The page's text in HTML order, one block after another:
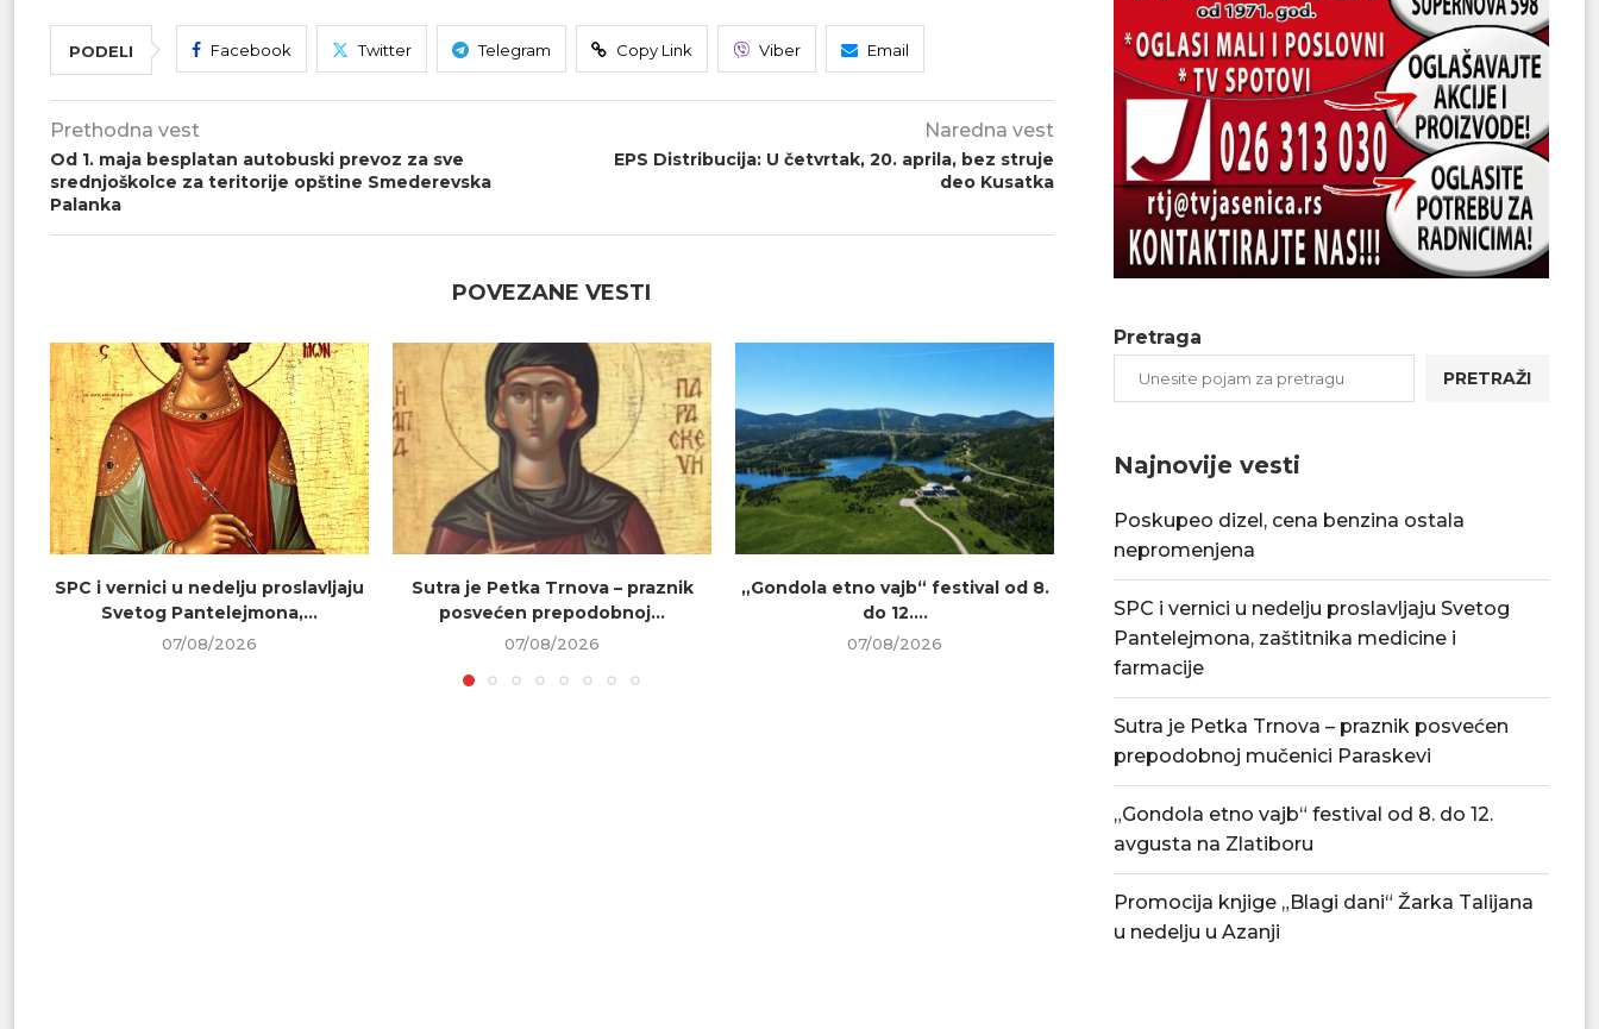
PODELI Facebook Twitter Telegram Copy Link Viber Email
Prethodna vest
Od 1. maja besplatan autobuski prevoz za sve
srednjoškolce za teritorije opštine Smederevska
Palanka
Naredna vest
EPS Distribucija: U četvrtak, 20. aprila, bez struje
deo Kusatka
POVEZANE VESTI
SPC i vernici u nedelju proslavljaju
Svetog Pantelejmona,...
07/08/2026
Sutra je Petka Trnova – praznik
posvećen prepodobnoj...
07/08/2026
„Gondola etno vajb“ festival od 8.
do 12....
07/08/2026
Tradicionalna Azanjska pogačijada
8. avgusta
07/08/2026
PU „Čika Jova
Pretraga
PRETRAŽI
Najnovije vesti
Poskupeo dizel, cena benzina ostala
nepromenjena
SPC i vernici u nedelju proslavljaju Svetog
Pantelejmona, zaštitnika medicine i
farmacije
Sutra je Petka Trnova – praznik posvećen
prepodobnoj mučenici Paraskevi
„Gondola etno vajb“ festival od 8. do 12.
avgusta na Zlatiboru
Promocija knjige „Blagi dani“ Žarka Talijana
u nedelju u Azanji